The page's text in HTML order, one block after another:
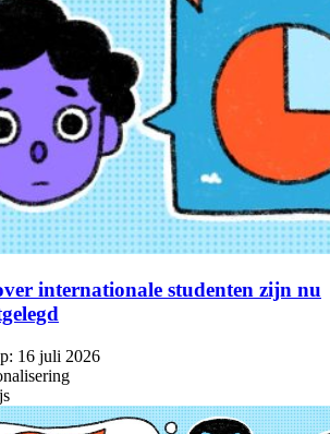
internationale studenten zijn nu
16 juli 2026